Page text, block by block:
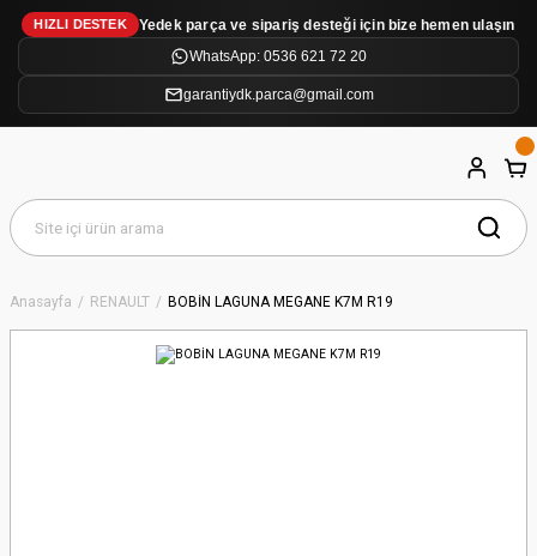
HIZLI DESTEK
Yedek parça ve sipariş desteği için bize hemen ulaşın
WhatsApp: 0536 621 72 20
garantiydk.parca@gmail.com
Anasayfa RENAULT BOBİN LAGUNA MEGANE K7M R19